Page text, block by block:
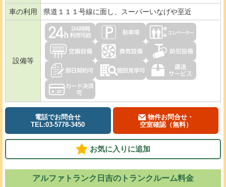
車の利用 県道１１１号線に面し、スーパーいなげや至近
設備等
電話でお問合せ
TEL:03-5778-3450
物件お問合せ・
空室確認（無料）
お気に入りに追加
アルファトランク日吉のトランクルーム料金